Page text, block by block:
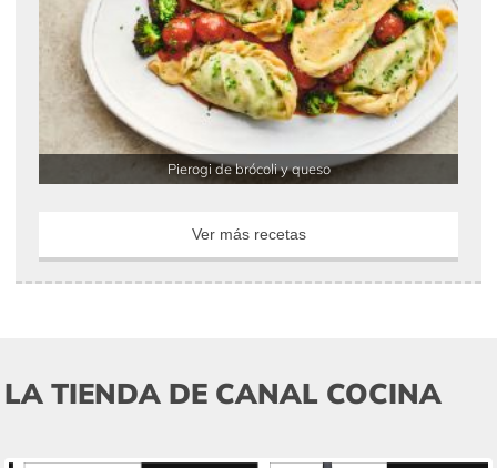
Pierogi de brócoli y queso
Ver más recetas
LA TIENDA DE CANAL COCINA